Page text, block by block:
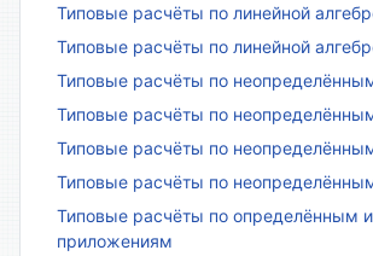
Типовые расчёты по линейной
Типовые расчёты по линейной
Типовые расчёты по
Типовые расчёты по
Типовые расчёты по
Типовые расчёты по
Типовые расчёты по определённым
приложениям